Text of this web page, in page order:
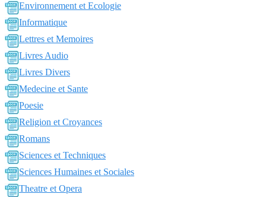
Environnement et Ecologie
Informatique
Lettres et Memoires
Livres Audio
Livres Divers
Medecine et Sante
Poesie
Religion et Croyances
Romans
Sciences et Techniques
Sciences Humaines et Sociales
Theatre et Opera